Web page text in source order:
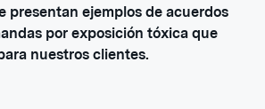
presentan ejemplos de acuerdos
por exposición tóxica que
nuestros clientes.